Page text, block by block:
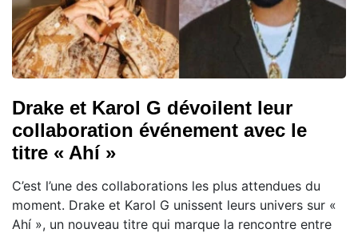
Drake et Karol G dévoilent leur
collaboration événement avec le
titre « Ahí »
C’est l’une des collaborations les plus attendues du
moment. Drake et Karol G unissent leurs univers sur «
Ahí », un nouveau titre qui marque la rencontre entre